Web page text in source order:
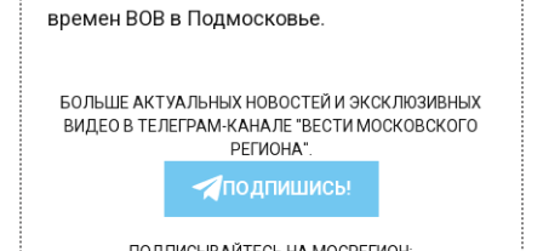
времен ВОВ в Подмосковье.
БОЛЬШЕ АКТУАЛЬНЫХ НОВОСТЕЙ И ЭКСКЛЮЗИВНЫХ
ВИДЕО В ТЕЛЕГРАМ-КАНАЛЕ "ВЕСТИ МОСКОВСКОГО
РЕГИОНА".
ПОДПИШИСЬ!